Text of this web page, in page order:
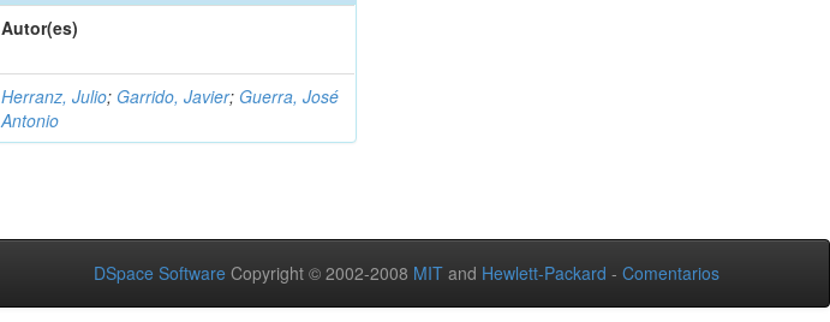
Autor(es)
Herranz, Julio; Garrido, Javier; Guerra, José
Antonio
DSpace Software Copyright © 2002-2008 MIT and Hewlett-Packard - Comentarios